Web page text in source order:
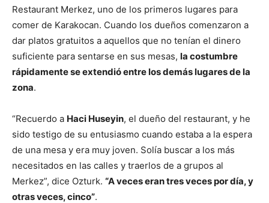
Restaurant Merkez, uno de los primeros lugares para
comer de Karakocan. Cuando los dueños comenzaron a
dar platos gratuitos a aquellos que no tenían el dinero
suficiente para sentarse en sus mesas, la costumbre
rápidamente se extendió entre los demás lugares de la
zona.
“Recuerdo a Haci Huseyin, el dueño del restaurant, y he
sido testigo de su entusiasmo cuando estaba a la espera
de una mesa y era muy joven. Solía buscar a los más
necesitados en las calles y traerlos de a grupos al
Merkez”, dice Ozturk. “A veces eran tres veces por día, y
otras veces, cinco”.